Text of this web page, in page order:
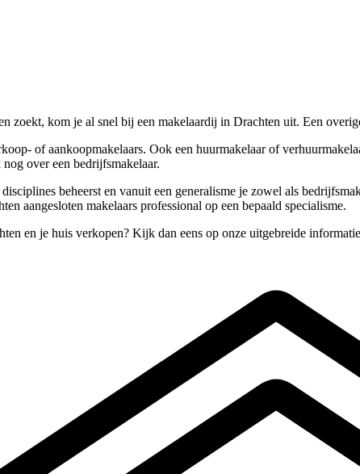
zoekt, kom je al snel bij een makelaardij in Drachten uit. Een
of aankoopmakelaars. Ook een huurmakelaar of
over een bedrijfsmakelaar.
beheerst en vanuit een generalisme je zowel als
aangesloten makelaars professional op een bepaald specialisme.
en je huis verkopen? Kijk dan eens op onze uitgebreide